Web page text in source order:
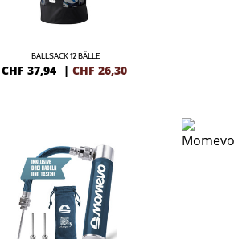
BALLSACK 12 BÄLLE
CHF 37,94 | CHF 26,30